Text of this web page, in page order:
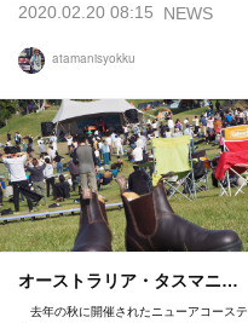
2020.02.20 08:15 NEWS
atamanisyokku
オーストラリア・タスマニ…
去年の秋に開催されたニューアコーステ